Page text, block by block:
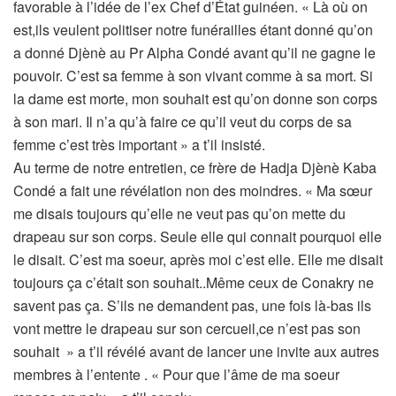
favorable à l’idée de l’ex Chef d’État guinéen. « Là où on
est,ils veulent politiser notre funérailles étant donné qu’on
a donné Djènè au Pr Alpha Condé avant qu’il ne gagne le
pouvoir. C’est sa femme à son vivant comme à sa mort. Si
la dame est morte, mon souhait est qu’on donne son corps
à son mari. Il n’a qu’à faire ce qu’il veut du corps de sa
femme c’est très important » a t’il insisté.
Au terme de notre entretien, ce frère de Hadja Djènè Kaba
Condé a fait une révélation non des moindres. « Ma sœur
me disais toujours qu’elle ne veut pas qu’on mette du
drapeau sur son corps. Seule elle qui connait pourquoi elle
le disait. C’est ma soeur, après moi c’est elle. Elle me disait
toujours ça c’était son souhait..Même ceux de Conakry ne
savent pas ça. S’ils ne demandent pas, une fois là-bas ils
vont mettre le drapeau sur son cercueil,ce n’est pas son
souhait » a t’il révélé avant de lancer une invite aux autres
membres à l’entente . « Pour que l’âme de ma soeur